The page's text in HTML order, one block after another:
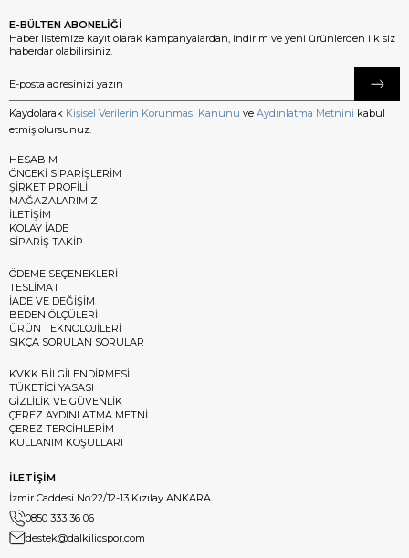
E-BÜLTEN ABONELİĞİ
Haber listemize kayıt olarak kampanyalardan, indirim ve yeni ürünlerden ilk siz
haberdar olabilirsiniz.
Kaydolarak Kişisel Verilerin Korunması Kanunu ve Aydınlatma Metnini kabul
etmiş olursunuz.
HESABIM
ÖNCEKİ SİPARİŞLERİM
ŞİRKET PROFİLİ
MAĞAZALARIMIZ
İLETİŞİM
KOLAY İADE
SİPARİŞ TAKİP
ÖDEME SEÇENEKLERİ
TESLİMAT
İADE VE DEĞİŞİM
BEDEN ÖLÇÜLERİ
ÜRÜN TEKNOLOJİLERİ
SIKÇA SORULAN SORULAR
KVKK BİLGİLENDİRMESİ
TÜKETİCİ YASASI
GİZLİLİK VE GÜVENLİK
ÇEREZ AYDINLATMA METNİ
ÇEREZ TERCİHLERİM
KULLANIM KOŞULLARI
İLETİŞİM
İzmir Caddesi No:22/12-13 Kızılay ANKARA
0850 333 36 06
destek@dalkilicspor.com